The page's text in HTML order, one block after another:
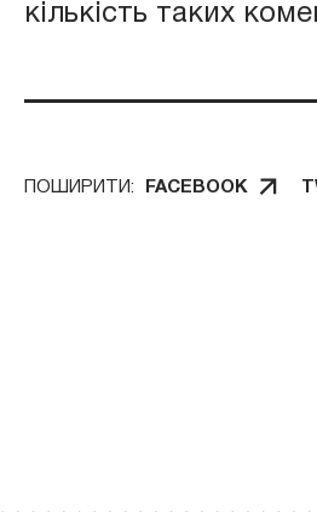
кількість таких
ПОШИРИТИ: FACEBOOK